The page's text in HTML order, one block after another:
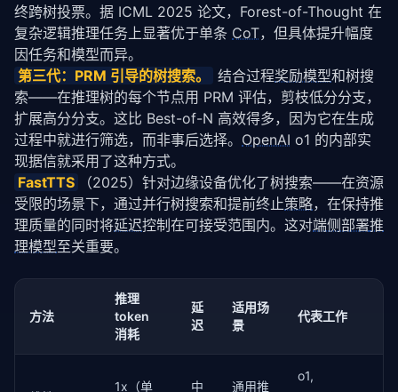
终跨树投票。据 ICML 2025 论文，Forest-of-Thought 在
复杂逻辑推理任务上显著优于单条 CoT，但具体提升幅度
因任务和模型而异。
第三代：PRM 引导的树搜索。
结合过程奖励模型和树搜
索——在推理树的每个节点用 PRM 评估，剪枝低分分支，
扩展高分分支。这比 Best-of-N 高效得多，因为它在生成
过程中就进行筛选，而非事后选择。 OpenAI o1 的内部实
现据信就采用了这种方式。
FastTTS
（2025）针对边缘设备优化了树搜索——在资源
受限的场景下，通过并行树搜索和提前终止策略，在保持推
理质量的同时将延迟控制在可接受范围内。这对端侧部署推
理模型至关重要。
方法
推理
token
消耗
延
迟
适用场
景
代表工作
1x（单
中
通用推
o1,